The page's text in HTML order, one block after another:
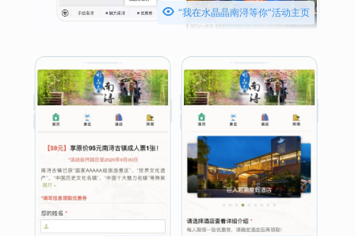
 “我在水晶晶南浔等你”活动主页